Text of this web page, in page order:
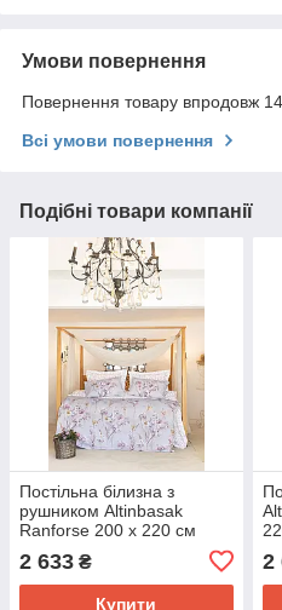
Умови повернення
Повернення товару впродовж
Всі умови повернення
Подібні товари компанії
Постільна білизна з
рушником Altinbasak
Ranforse 200 х 220 см
2 633 ₴
Купити
2